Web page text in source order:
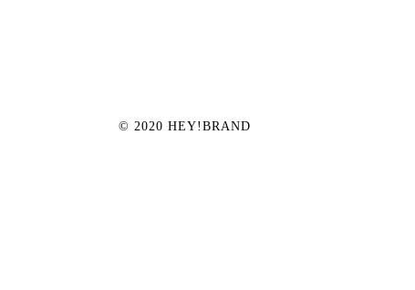
© 2020 HEY!BRAND